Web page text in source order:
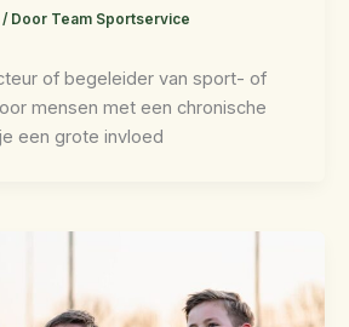
/ Door Team Sportservice
of begeleider van sport- of
mensen met een chronische
een grote invloed